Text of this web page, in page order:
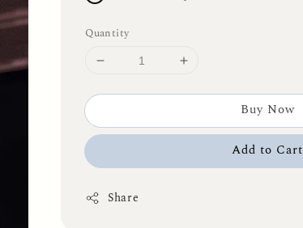
Quantity
Buy Now
Add to Cart
Share